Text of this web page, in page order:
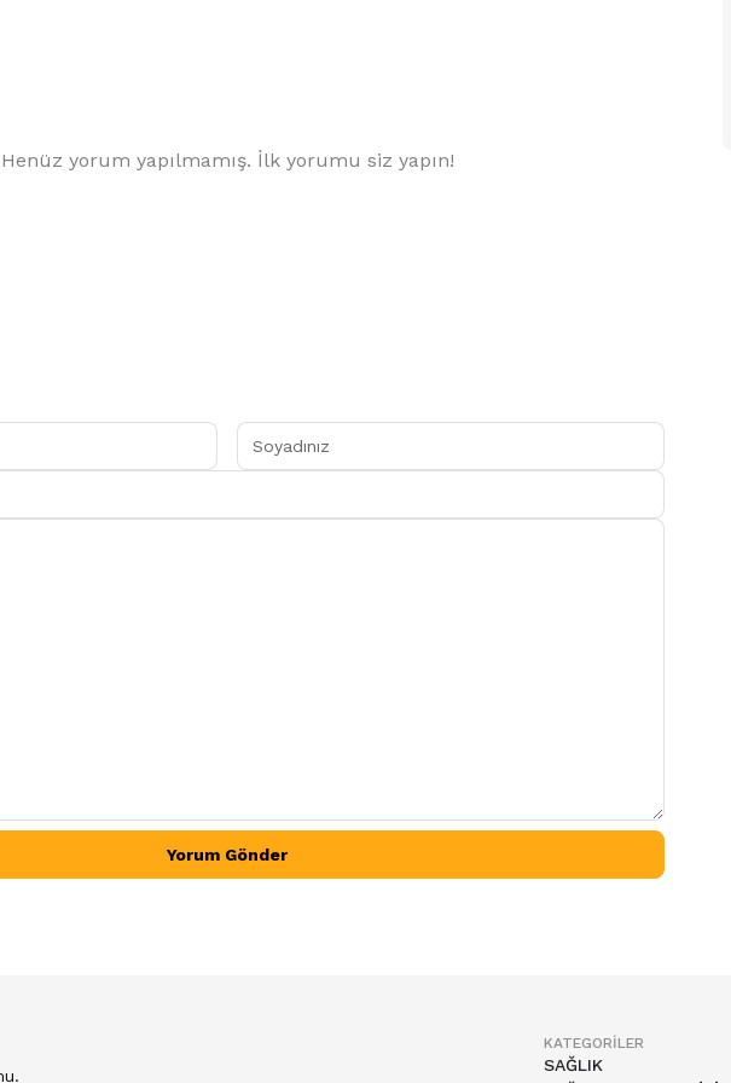
Henüz yorum yapılmamış. İlk yorumu siz yapın!
Yorum Gönder
KATEGORILER
SAĞLIK